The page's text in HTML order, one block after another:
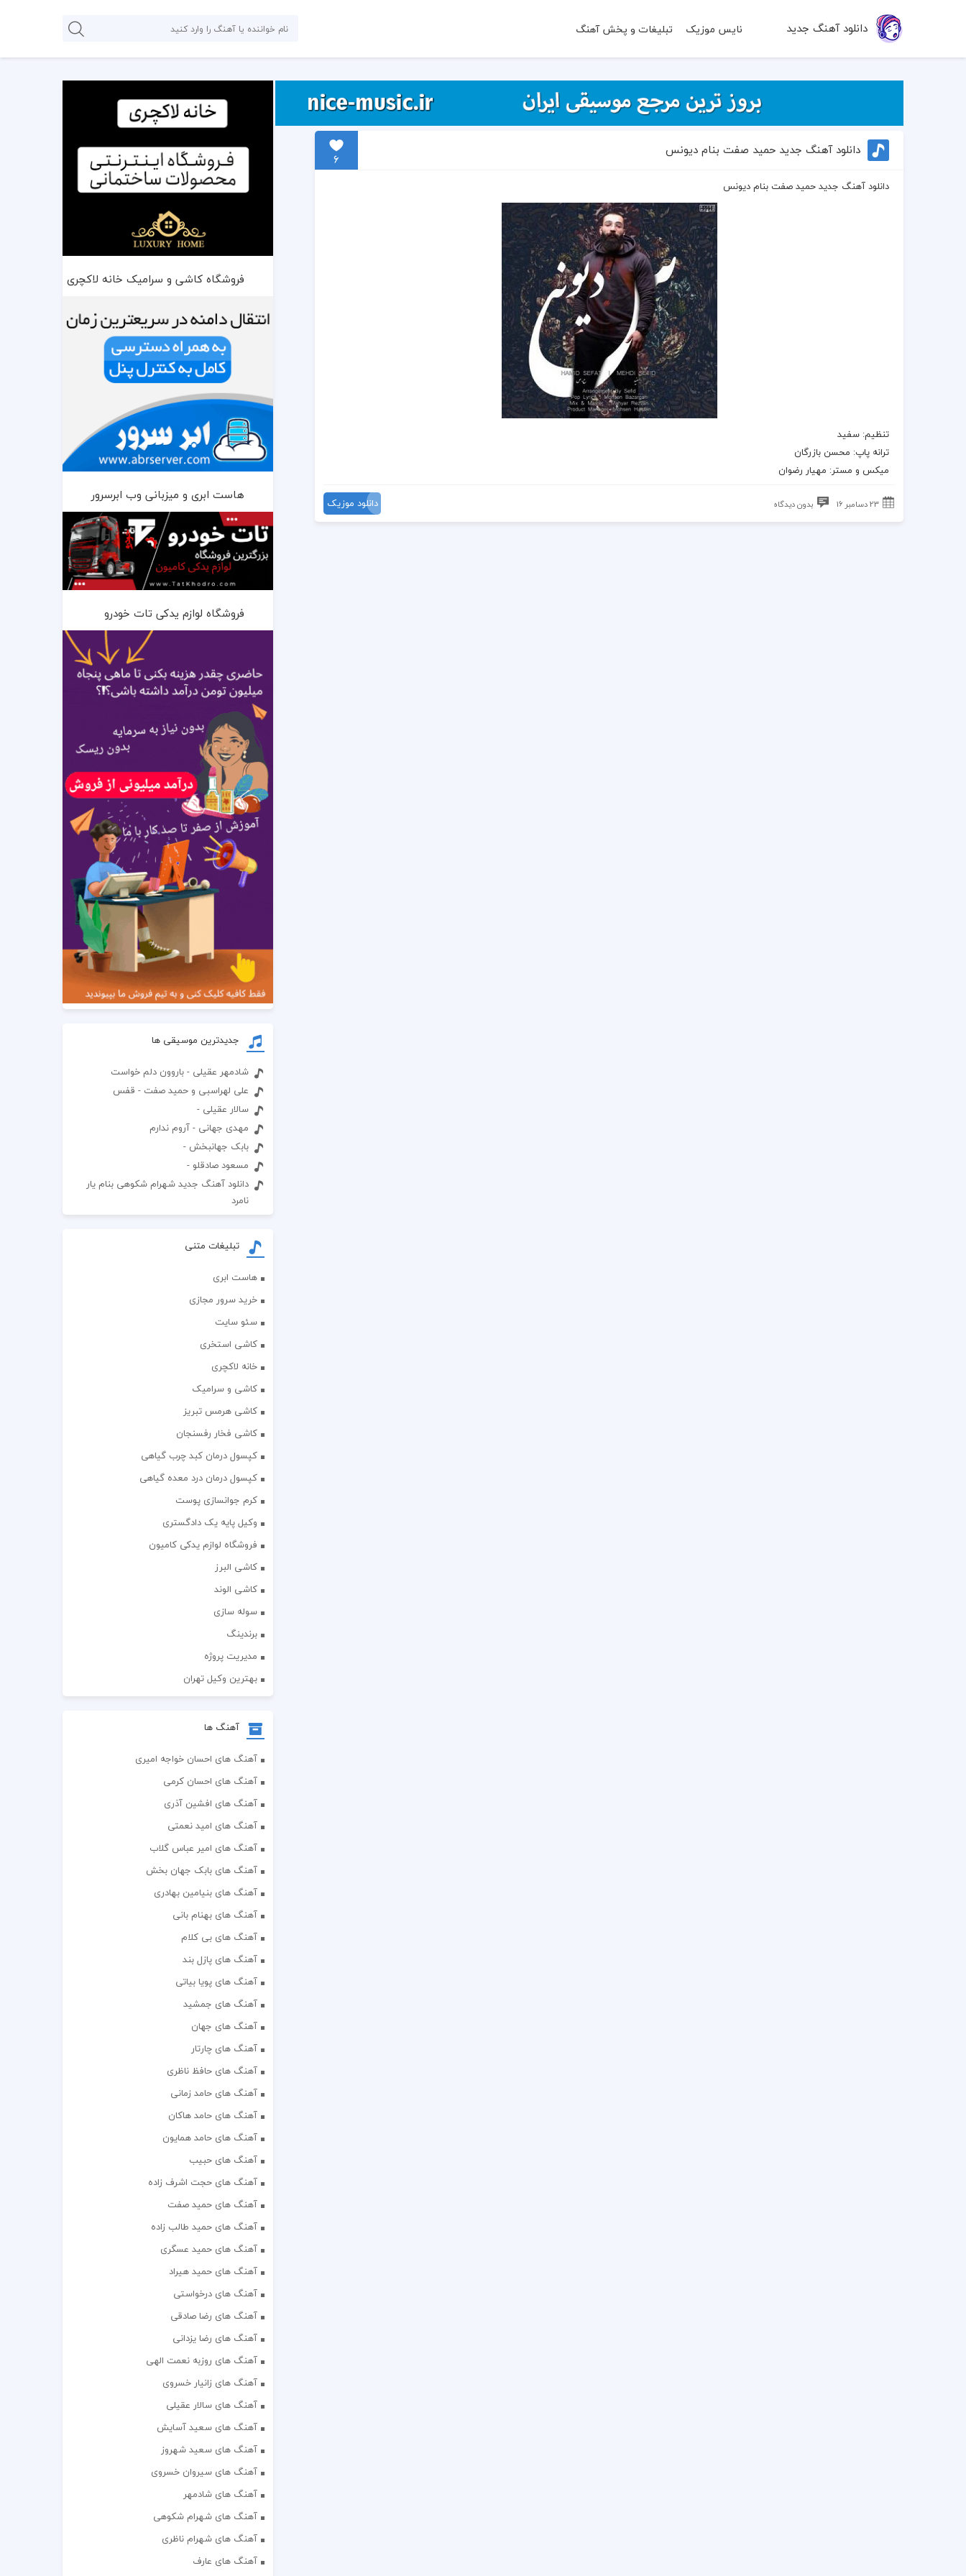
دانلود آهنگ جدید نایس موزیک تبلیغات و پخش آهنگ
دانلود آهنگ جدید حمید صفت بنام دیونس
6
دانلود آهنگ جدید حمید صفت بنام دیونس
تنظیم:‌ سفید
ترانه پاپ:‌ محسن بازرگان
میکس و مستر:‌ مهیار رضوان
23 دسامبر 16 بدون دیدگاه دانلود موزیک
فروشگاه کاشی و سرامیک خانه لاکچری
هاست ابری و میزبانی وب ابرسرور
فروشگاه لوازم یدکی تات خودرو
جدیدترین موسیقی ها
شادمهر عقیلی - باروون دلم خواست
علی لهراسبی و حمید صفت - قفس
سالار عقیلی -
مهدی جهانی - آروم ندارم
بابک جهانبخش -
مسعود صادقلو -
دانلود آهنگ جدید شهرام شکوهی بنام یار
نامرد
تبلیغات متنی
هاست ابری
خرید سرور مجازی
سئو سایت
کاشی استخری
خانه لاکچری
کاشی و سرامیک
کاشی هرمس تبریز
کاشی فخار رفسنجان
کپسول درمان کبد چرب گیاهی
کپسول درمان درد معده گیاهی
کرم جوانسازی پوست
وکیل پایه یک دادگستری
فروشگاه لوازم یدکی کامیون
کاشی البرز
کاشی الوند
سوله سازی
برندینگ
مدیریت پروژه
بهترین وکیل تهران
آهنگ ها
آهنگ های احسان خواجه امیری
آهنگ های احسان کرمی
آهنگ های افشین آذری
آهنگ های امید نعمتی
آهنگ های امیر عباس گلاب
آهنگ های بابک جهان بخش
آهنگ های بنیامین بهادری
آهنگ های بهنام بانی
آهنگ های بی کلام
آهنگ های پازل بند
آهنگ های پویا بیاتی
آهنگ های جمشید
آهنگ های جهان
آهنگ های چارتار
آهنگ های حافظ ناظری
آهنگ های حامد زمانی
آهنگ های حامد هاکان
آهنگ های حامد همایون
آهنگ های حبیب
آهنگ های حجت اشرف زاده
آهنگ های حمید صفت
آهنگ های حمید طالب زاده
آهنگ های حمید عسگری
آهنگ های حمید هیراد
آهنگ های درخواستی
آهنگ های رضا صادقی
آهنگ های رضا یزدانی
آهنگ های روزبه نعمت الهی
آهنگ های زانیار خسروی
آهنگ های سالار عقیلی
آهنگ های سعید آسایش
آهنگ های سعید شهروز
آهنگ های سیروان خسروی
آهنگ های شادمهر
آهنگ های شهرام شکوهی
آهنگ های شهرام ناظری
آهنگ های عارف